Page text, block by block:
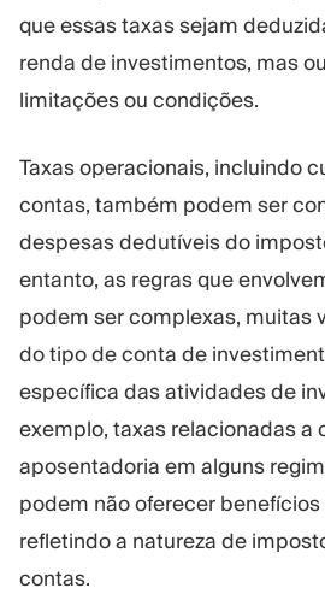
que essas taxas sejam
renda de investimentos, mas
limitações ou condições.
Taxas operacionais, incluindo
contas, também podem ser
despesas dedutíveis do
entanto, as regras que
podem ser complexas, muitas
do tipo de conta de
específica das atividades de
exemplo, taxas relacionadas a
aposentadoria em alguns
podem não oferecer
refletindo a natureza de
contas.